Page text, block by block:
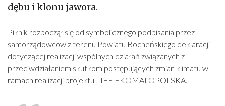
dębu i klonu jawora.
Piknik rozpoczął się od symbolicznego podpisania przez
samorządowców z terenu Powiatu Bocheńskiego deklaracji
dotyczącej realizacji wspólnych działań związanych z
przeciwdziałaniem skutkom postępujących zmian klimatu w
ramach realizacji projektu LIFE EKOMALOPOLSKA.